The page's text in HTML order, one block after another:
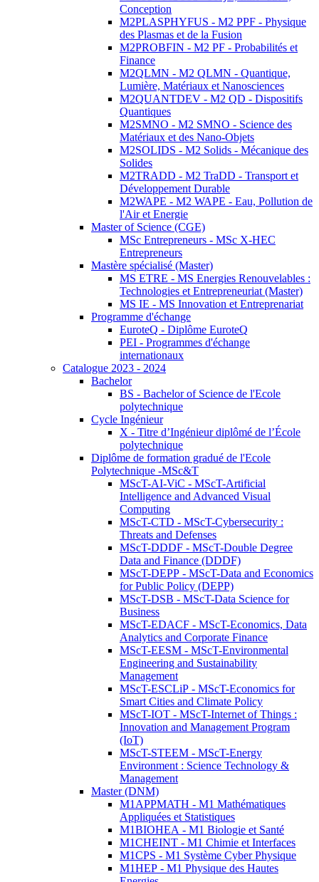
Conception
M2PLASPHYFUS - M2 PPF - Physique
des Plasmas et de la Fusion
M2PROBFIN - M2 PF - Probabilités et
Finance
M2QLMN - M2 QLMN - Quantique,
Lumière, Matériaux et Nanosciences
M2QUANTDEV - M2 QD - Dispositifs
Quantiques
M2SMNO - M2 SMNO - Science des
Matériaux et des Nano-Objets
M2SOLIDS - M2 Solids - Mécanique des
Solides
M2TRADD - M2 TraDD - Transport et
Développement Durable
M2WAPE - M2 WAPE - Eau, Pollution de
l'Air et Energie
Master of Science (CGE)
MSc Entrepreneurs - MSc X-HEC
Entrepreneurs
Mastère spécialisé (Master)
MS ETRE - MS Energies Renouvelables :
Technologies et Entrepreneuriat (Master)
MS IE - MS Innovation et Entreprenariat
Programme d'échange
EuroteQ - Diplôme EuroteQ
PEI - Programmes d'échange
internationaux
Catalogue 2023 - 2024
Bachelor
BS - Bachelor of Science de l'Ecole
polytechnique
Cycle Ingénieur
X - Titre d’Ingénieur diplômé de l’École
polytechnique
Diplôme de formation gradué de l'Ecole
Polytechnique -MSc&T
MScT-AI-ViC - MScT-Artificial
Intelligence and Advanced Visual
Computing
MScT-CTD - MScT-Cybersecurity :
Threats and Defenses
MScT-DDDF - MScT-Double Degree
Data and Finance (DDDF)
MScT-DEPP - MScT-Data and Economics
for Public Policy (DEPP)
MScT-DSB - MScT-Data Science for
Business
MScT-EDACF - MScT-Economics, Data
Analytics and Corporate Finance
MScT-EESM - MScT-Environmental
Engineering and Sustainability
Management
MScT-ESCLiP - MScT-Economics for
Smart Cities and Climate Policy
MScT-IOT - MScT-Internet of Things :
Innovation and Management Program
(IoT)
MScT-STEEM - MScT-Energy
Environment : Science Technology &
Management
Master (DNM)
M1APPMATH - M1 Mathématiques
Appliquées et Statistiques
M1BIOHEA - M1 Biologie et Santé
M1CHEINT - M1 Chimie et Interfaces
M1CPS - M1 Système Cyber Physique
M1HEP - M1 Physique des Hautes